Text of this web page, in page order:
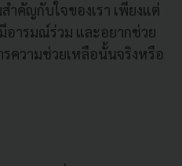
ำคัญกับใจของเรา เพียงแต่
อารมณ์ร่วม และอยากช่วย
ความช่วยเหลือนั้นจริงหรือ